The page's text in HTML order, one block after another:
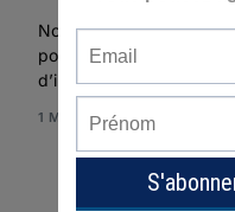
Nous sommes une
pouvons pas récolter
d’informations pouvant
1 MIN READ